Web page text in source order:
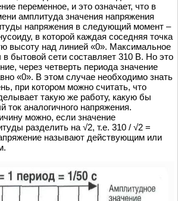
переменное, и это означает, что в
амплитуда значения напряжения
напряжения в следующий момент –
в которой каждая соседняя точка
высоту над линией «0». Максимальное
бытовой сети составляет 310 В. Но это
через четверть периода значение
«0». В этом случае необходимо знать
при котором можно считать, что
такую же работу, какую бы
ток аналогичного напряжения.
можно, если значение
разделить на √2, т.е. 310 / √2 =
называют действующим или